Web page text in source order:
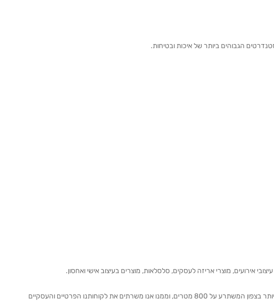
הגבוהים ביותר של איכות ובטיחות.
אירועים, מוצרי אריזה לעסקים, סלסלאות, מוצרים בעיצוב אישי ואחסון.
אנחנו מזמינים אותכם להתרשם מאולם התצוגה הגדול והמרשים ביותר בצפון המשתרע על 800 מטרים, וממנו אנו משרתים את לקוחותנו הפרטיים והעסקיים